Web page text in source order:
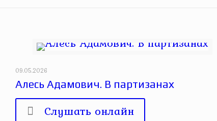
09.05.2026
Алесь Адамович. В партизанах
Слушать онлайн